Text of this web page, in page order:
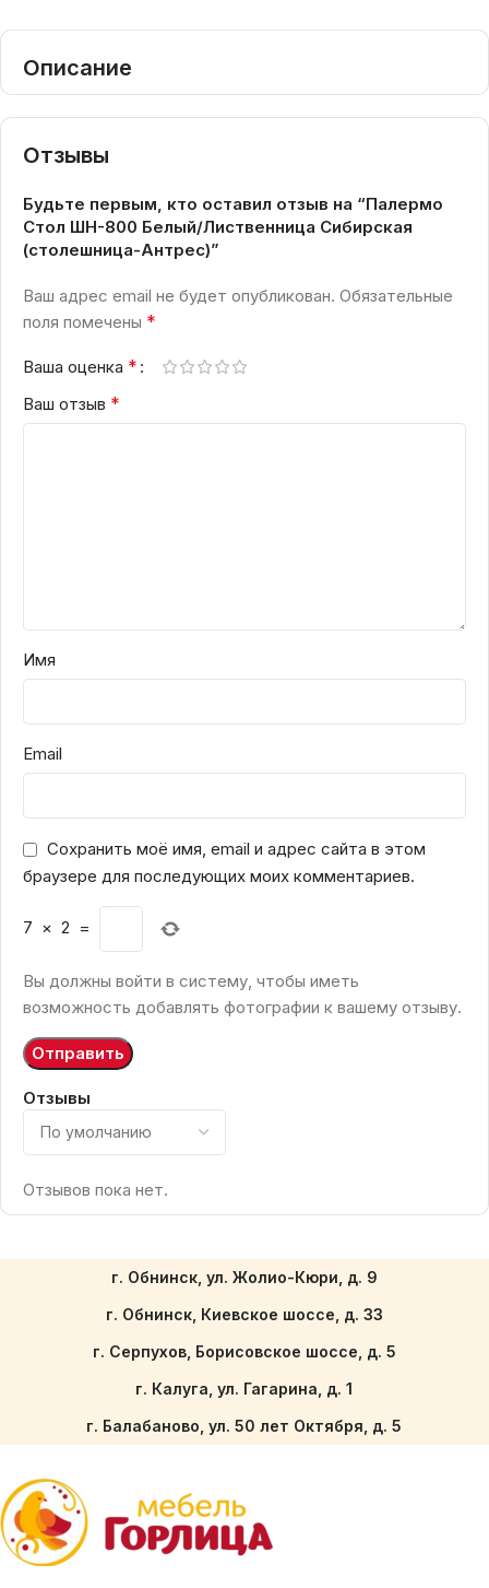
Описание
Отзывы
Отзывы
Отзывов пока нет.
Будьте первым, кто оставил отзыв на “Палермо
Стол ШН-800 Белый/Лиственница Сибирская
(столешница-Антрес)”
Ваш адрес email не будет опубликован. Обязательные
поля помечены *
Ваша оценка *
Ваш отзыв *
Имя
Email
Сохранить моё имя, email и адрес сайта в этом
браузере для последующих моих комментариев.
7 × 2 =
Вы должны войти в систему, чтобы иметь
возможность добавлять фотографии к вашему отзыву.
г. Обнинск, ул. Жолио-Кюри, д. 9
г. Обнинск, Киевское шоссе, д. 33
г. Серпухов, Борисовское шоссе, д. 5
г. Калуга, ул. Гагарина, д. 1
г. Балабаново, ул. 50 лет Октября, д. 5